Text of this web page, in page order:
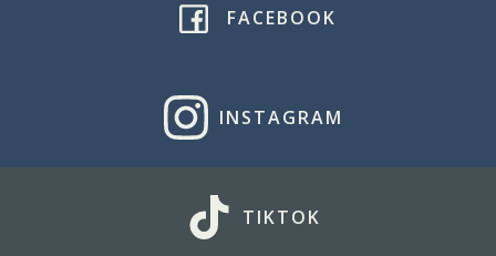
FACEBOOK
INSTAGRAM
TIKTOK